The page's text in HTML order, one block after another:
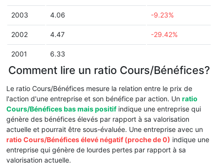
2003 4.06 -9.23%
2002 4.47 -29.42%
2001 6.33
Comment lire un ratio Cours/Bénéfices?
Le ratio Cours/Bénéfices mesure la relation entre le prix de
l'action d'une entreprise et son bénéfice par action. Un ratio
Cours/Bénéfices bas mais positifindique une entreprise qui
génère des bénéfices élevés par rapport à sa valorisation
actuelle et pourrait être sous-évaluée. Une entreprise avec un
ratio Cours/Bénéfices élevé négatif (proche de 0) indique une
entreprise qui génère de lourdes pertes par rapport à sa
valorisation actuelle.